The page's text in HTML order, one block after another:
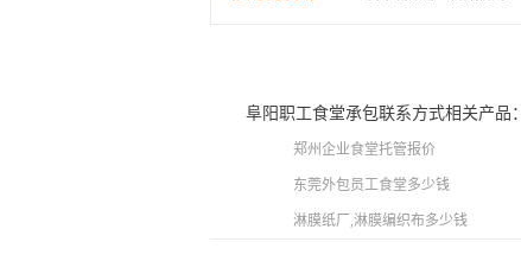
阜阳职工食堂承包联系方式相关产品：
郑州企业食堂托管报价
东莞外包员工食堂多少钱
淋膜纸厂,淋膜编织布多少钱